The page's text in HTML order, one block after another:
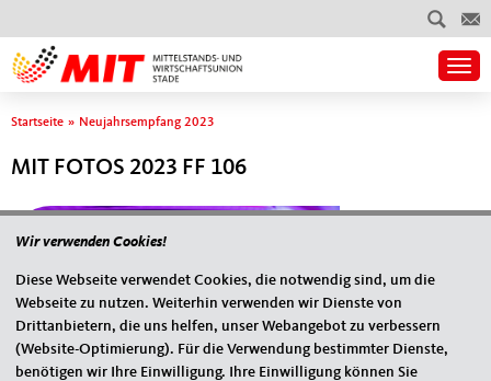
Sie sind hier
Startseite » Neujahrsempfang 2023
MIT FOTOS 2023 FF 106
Wir verwenden Cookies!
Diese Webseite verwendet Cookies, die notwendig sind, um die
Webseite zu nutzen. Weiterhin verwenden wir Dienste von
Drittanbietern, die uns helfen, unser Webangebot zu verbessern
(Website-Optimierung). Für die Verwendung bestimmter Dienste,
benötigen wir Ihre Einwilligung. Ihre Einwilligung können Sie